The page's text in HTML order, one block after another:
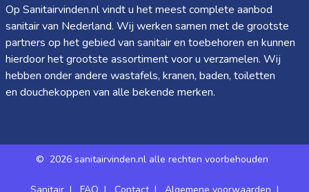
Op Sanitairvinden.nl vindt u het meest complete aanbod
sanitair van Nederland. Wij werken samen met de grootste
partners op het gebied van sanitair en toebehoren en kunnen
hierdoor het grootste assortiment voor u verzamelen. Wij
hebben onder andere wastafels, kranen, baden, toiletten
en douchekoppen van alle bekende merken.
© 2026 sanitairvinden.nl alle rechten voorbehouden